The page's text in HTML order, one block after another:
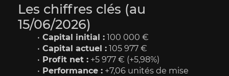
Les chiffres clés (au
15/06/2026)
Capital initial : 100 000 €
Capital actuel : 105 977 €
Profit net : +5 977 € (+5,98%)
Performance : +7,06 unités de mise